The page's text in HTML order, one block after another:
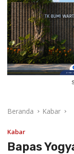
Beranda Kabar
Kabar
Bapas